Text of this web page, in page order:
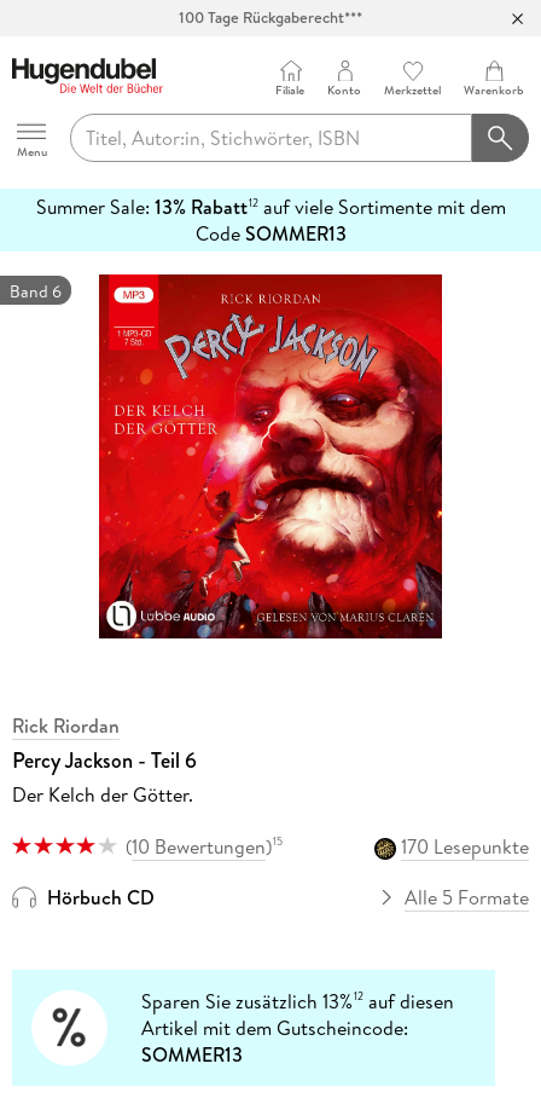
Abholung in über 100 Filialen
Hugendubel
Menu
Filiale Konto Merkzettel Warenkorb
Summer Sale: 13% Rabatt12auf viele Sortimente mit dem
CodeSOMMER13
erfahren
Band 6
Rick Riordan
Percy Jackson - Teil 6
Der Kelch der Götter.
(10 Bewertungen)15
170 Lesepunkte
Hörbuch CD
Alle 5 Formate
Sparen Sie zusätzlich 13%12 auf diesen
Artikel mit dem Gutscheincode:
SOMMER13